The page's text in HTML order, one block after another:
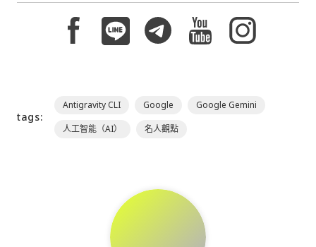
tags:
Antigravity CLI Google
Google Gemini
人工智能（AI）
名人觀點